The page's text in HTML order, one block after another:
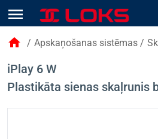
menu
home / Apskaņošanas sistēmas /
iPlay 6 W
Plastikāta sienas skaļrunis